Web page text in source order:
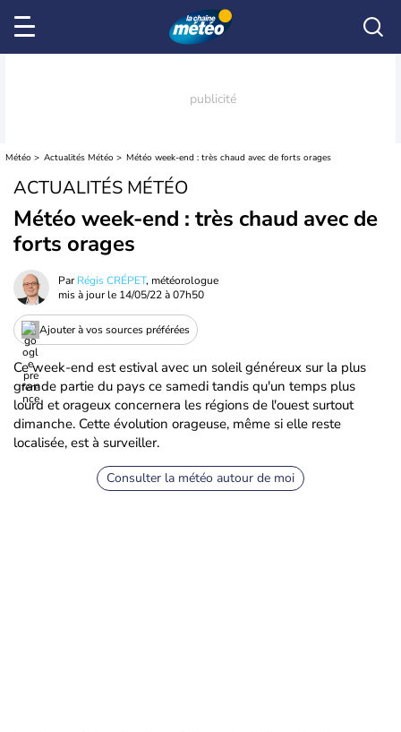
Météo Actualités Météo Météo week-end : très chaud avec de forts orages
ACTUALITÉS MÉTÉO
Météo week-end : très chaud avec de
forts orages
ParRégis CRÉPET, météorologue
mis à jour le 14/05/22 à 07h50
Ajouter à vos sources préférées
Ce week-end est estival avec un soleil généreux sur la plus
grande partie du pays ce samedi tandis qu'un temps plus
lourd et orageux concernera les régions de l'ouest surtout
dimanche. Cette évolution orageuse, même si elle reste
localisée, est à surveiller.
Consulter la météo autour de moi